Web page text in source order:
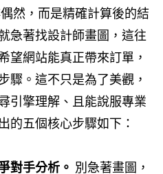
然，而是精確計算後的結
急著找設計師畫圖，這往
望網站能真正帶來訂單，
驟。這不只是為了美觀，
引擎理解、且能說服專業
的五個核心步驟如下：
對手分析。 別急著畫圖，